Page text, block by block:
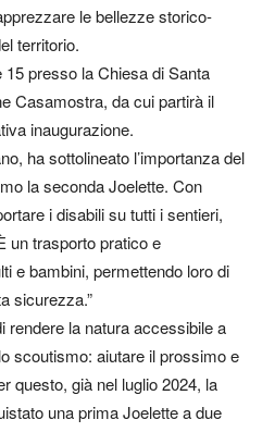
le bellezze storico-
territorio.
presso la Chiesa di Santa
Casamostra, da cui partirà il
inaugurazione.
ha sottolineato l’importanza del
la seconda Joelette. Con
i disabili su tutti i sentieri,
un trasporto pratico e
e bambini, permettendo loro di
sicurezza.”
rendere la natura accessibile a
scoutismo: aiutare il prossimo e
questo, già nel luglio 2024, la
una prima Joelette a due